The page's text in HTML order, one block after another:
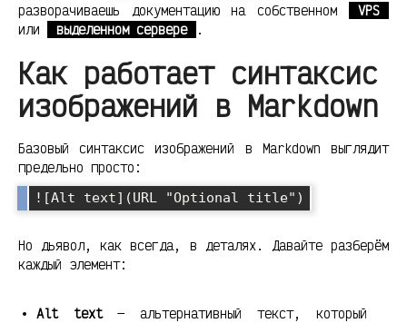
разворачиваешь документацию на собственном
VPS
или
выделенном сервере .
Как работает синтаксис
изображений в Markdown
Базовый синтаксис изображений в Markdown выглядит
предельно просто:
![Alt text](URL "Optional title")
Но дьявол, как всегда, в деталях. Давайте разберём
каждый элемент:
Alt text— альтернативный текст, который